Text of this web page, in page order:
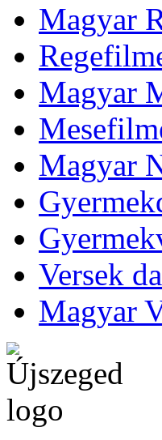
Magyar
Magyar
Magyar
Versek
Magyar